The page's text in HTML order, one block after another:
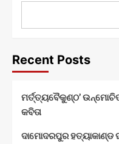
Recent Posts
ମର୍ତ୍ତ୍ୟବୈକୁଣ୍ଠ’
କବିତା
ଦାମୋଦରପୁର ହତ୍ୟାକାଣ୍ଡ